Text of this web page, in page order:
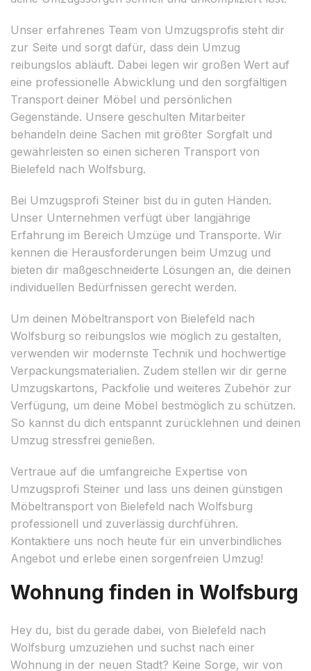
Unser erfahrenes Team von Umzugsprofis steht dir
zur Seite und sorgt dafür, dass dein Umzug
reibungslos abläuft. Dabei legen wir großen Wert auf
eine professionelle Abwicklung und den sorgfältigen
Transport deiner Möbel und persönlichen
Gegenstände. Unsere geschulten Mitarbeiter
behandeln deine Sachen mit größter Sorgfalt und
gewährleisten so einen sicheren Transport von
Bielefeld nach Wolfsburg.
Bei Umzugsprofi Steiner bist du in guten Händen.
Unser Unternehmen verfügt über langjährige
Erfahrung im Bereich Umzüge und Transporte. Wir
kennen die Herausforderungen beim Umzug und
bieten dir maßgeschneiderte Lösungen an, die deinen
individuellen Bedürfnissen gerecht werden.
Um deinen Möbeltransport von Bielefeld nach
Wolfsburg so reibungslos wie möglich zu gestalten,
verwenden wir modernste Technik und hochwertige
Verpackungsmaterialien. Zudem stellen wir dir gerne
Umzugskartons, Packfolie und weiteres Zubehör zur
Verfügung, um deine Möbel bestmöglich zu schützen.
So kannst du dich entspannt zurücklehnen und deinen
Umzug stressfrei genießen.
Vertraue auf die umfangreiche Expertise von
Umzugsprofi Steiner und lass uns deinen günstigen
Möbeltransport von Bielefeld nach Wolfsburg
professionell und zuverlässig durchführen.
Kontaktiere uns noch heute für ein unverbindliches
Angebot und erlebe einen sorgenfreien Umzug!
Wohnung finden in Wolfsburg
Hey du, bist du gerade dabei, von Bielefeld nach
Wolfsburg umzuziehen und suchst nach einer
Wohnung in der neuen Stadt? Keine Sorge, wir von